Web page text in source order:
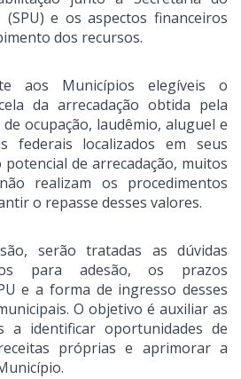
e os aspectos financeiros
dos recursos.
aos Municípios elegíveis o
da arrecadação obtida pela
ocupação, laudêmio, aluguel e
federais localizados em seus
de arrecadação, muitos
realizam os procedimentos
o repasse desses valores.
serão tratadas as dúvidas
para adesão, os prazos
e a forma de ingresso desses
O objetivo é auxiliar as
a identificar oportunidades de
próprias e aprimorar a